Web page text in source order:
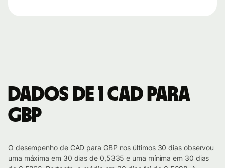
Dados de 1 CAD para
GBP
O desempenho de CAD para GBP nos últimos 30 dias observou
uma máxima em 30 dias de 0,5335 e uma mínima em 30 dias